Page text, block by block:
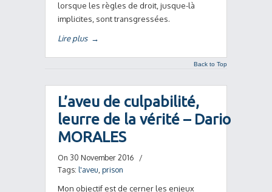
lorsque les règles de droit, jusque-là
implicites, sont transgressées.
Lire plus →
Back to Top
L’aveu de culpabilité,
leurre de la vérité – Dario
MORALES
On 30 November 2016
/
Tags: l'aveu prison
Mon objectif est de cerner les enjeux